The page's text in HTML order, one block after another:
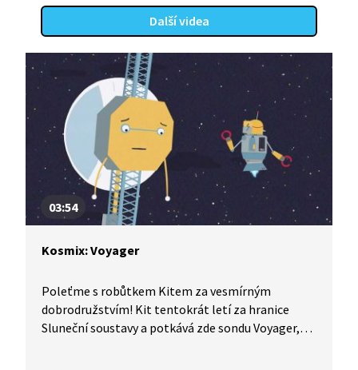
Další videa
03:54
Kosmix: Voyager
Poleťme s robůtkem Kitem za vesmírným
dobrodružstvím! Kit tentokrát letí za hranice
Sluneční soustavy a potkává zde sondu Voyager,